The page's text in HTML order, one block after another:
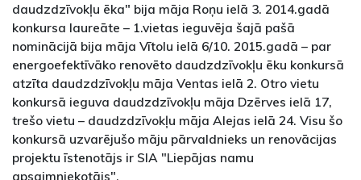
daudzdzīvokļu ēka" bija māja Roņu ielā 3. 2014.gadā
konkursa laureāte – 1.vietas ieguvēja šajā pašā
nominācijā bija māja Vītolu ielā 6/10. 2015.gadā – par
energoefektīvāko renovēto daudzdzīvokļu ēku konkursā
atzīta daudzdzīvokļu māja Ventas ielā 2. Otro vietu
konkursā ieguva daudzdzīvokļu māja Dzērves ielā 17,
trešo vietu – daudzdzīvokļu māja Alejas ielā 24. Visu šo
konkursā uzvarējušo māju pārvaldnieks un renovācijas
projektu īstenotājs ir SIA "Liepājas namu
apsaimniekotājs".